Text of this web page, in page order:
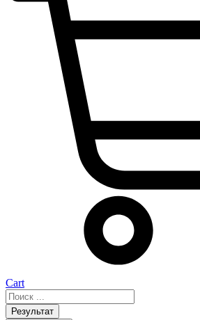
Cart
Search
...Результат